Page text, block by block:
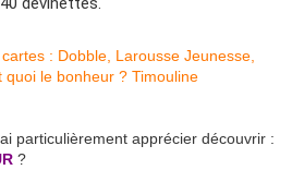
particulièrement apprécier découvrir :
?